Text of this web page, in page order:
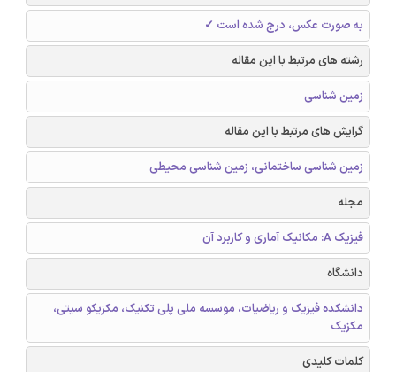
به صورت عکس، درج شده است ✓
رشته های مرتبط با این مقاله
زمین شناسی
گرایش های مرتبط با این مقاله
زمین شناسی ساختمانی، زمین شناسی محیطی
مجله
فیزیک A: مکانیک آماری و کاربرد آن
دانشگاه
دانشکده فیزیک و ریاضیات، موسسه ملی پلی تکنیک، مکزیکو سیتی،
مکزیک
کلمات کلیدی